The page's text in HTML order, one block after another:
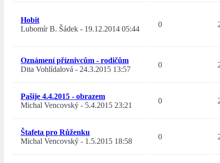
Hobit
Lubomír B. Šádek - 19.12.2014 05:44
0
Oznámení příznivcům - rodičům
Dita Vohlídalová - 24.3.2015 13:57
0
Pašije 4.4.2015 - obrazem
Michal Vencovský - 5.4.2015 23:21
0
Štafeta pro Růženku
Michal Vencovský - 1.5.2015 18:58
0